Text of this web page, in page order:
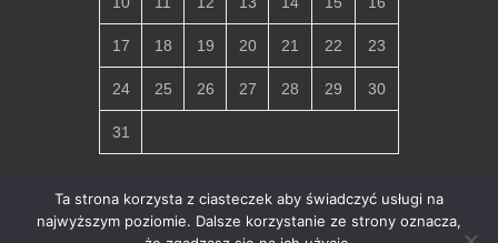
17 18 19 20 21 22 23
24 25 26 27 28 29 30
31
« lip
Ta strona korzysta z ciasteczek aby świadczyć usługi na
najwyższym poziomie. Dalsze korzystanie ze strony oznacza,